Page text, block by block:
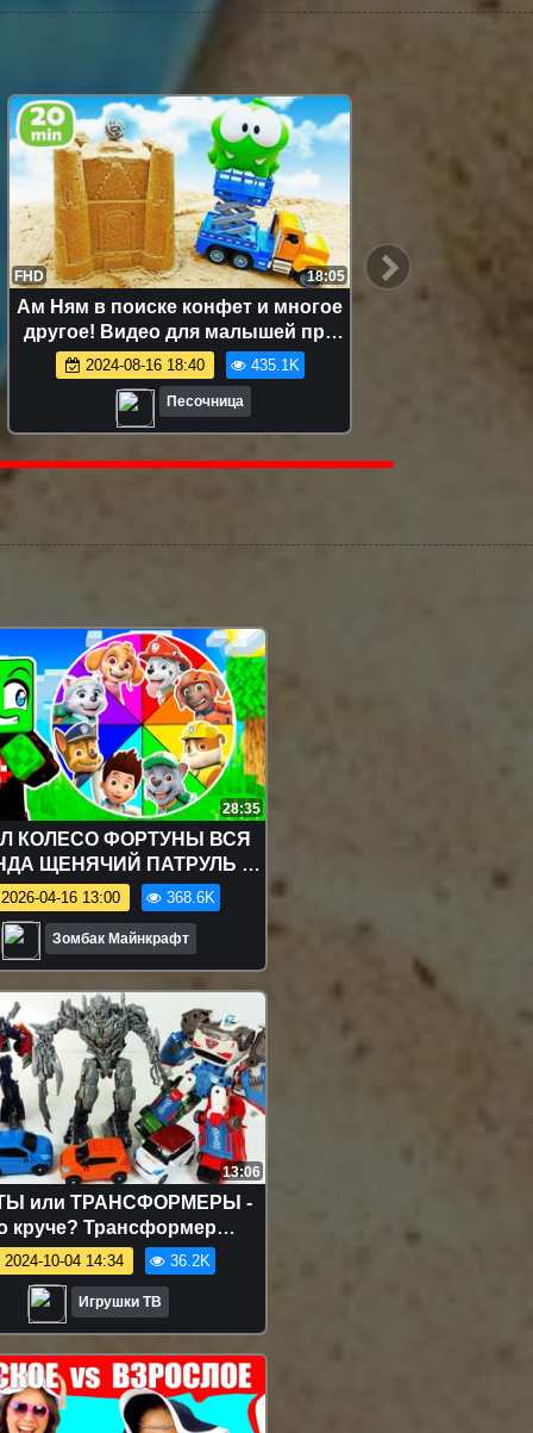
FHD 18:05
Ам Ням в поиске конфет и многое
другое! Видео для малышей про
игрушки
2024-08-16 18:40 435.1K
Песочница
FHD
28:35
КОЛЕСО ФОРТУНЫ ВСЯ
ЩЕНЯЧИЙ ПАТРУЛЬ в
МАЙНКРАФТ
2026-04-16 13:00 368.6K
Зомбак Майнкрафт
13:06
или ТРАНСФОРМЕРЫ -
круче? Трансформер
и ТОБОТ Гига 7.
Игрушки для детей.
2024-10-04 14:34 36.2K
Игрушки ТВ